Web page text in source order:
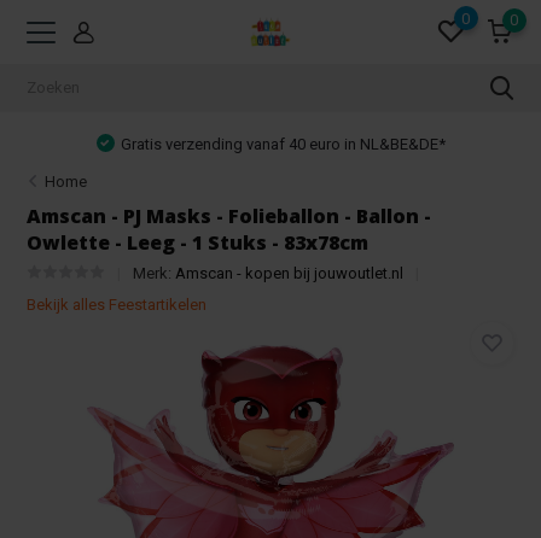
0 0
Gratis verzending vanaf 40 euro in NL&BE&DE*
Home
Amscan - PJ Masks - Folieballon - Ballon -
Owlette - Leeg - 1 Stuks - 83x78cm
Merk: Amscan - kopen bij jouwoutlet.nl
Bekijk alles Feestartikelen